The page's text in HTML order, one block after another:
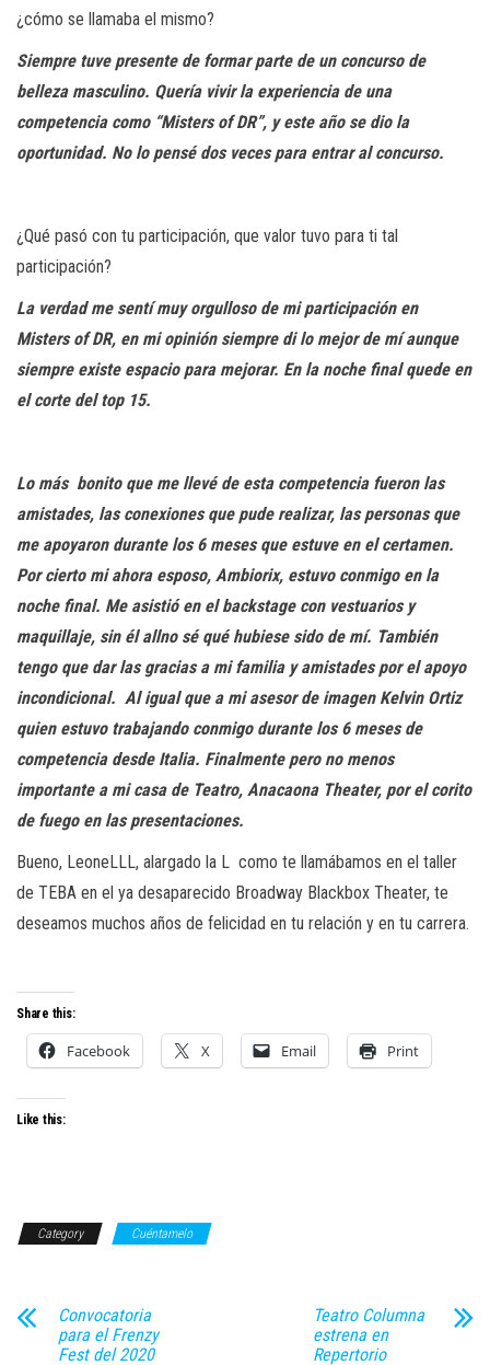
¿cómo se llamaba el mismo?
Siempre tuve presente de formar parte de un concurso de
belleza masculino. Quería vivir la experiencia de una
competencia como “Misters of DR”, y este año se dio la
oportunidad. No lo pensé dos veces para entrar al concurso.
¿Qué pasó con tu participación, que valor tuvo para ti tal
participación?
La verdad me sentí muy orgulloso de mi participación en
Misters of DR, en mi opinión siempre di lo mejor de mí aunque
siempre existe espacio para mejorar. En la noche final quede en
el corte del top 15.
Lo más bonito que me llevé de esta competencia fueron las
amistades, las conexiones que pude realizar, las personas que
me apoyaron durante los 6 meses que estuve en el certamen.
Por cierto mi ahora esposo, Ambiorix, estuvo conmigo en la
noche final. Me asistió en el backstage con vestuarios y
maquillaje, sin él allno sé qué hubiese sido de mí. También
tengo que dar las gracias a mi familia y amistades por el apoyo
incondicional. Al igual que a mi asesor de imagen Kelvin Ortiz
quien estuvo trabajando conmigo durante los 6 meses de
competencia desde Italia. Finalmente pero no menos
importante a mi casa de Teatro, Anacaona Theater, por el corito
de fuego en las presentaciones.
Bueno, LeoneLLL, alargado la L como te llamábamos en el taller
de TEBA en el ya desaparecido Broadway Blackbox Theater, te
deseamos muchos años de felicidad en tu relación y en tu carrera.
Share this:
Facebook X Email Print
Like this:
Category Cuéntamelo
Convocatoria
para el Frenzy
Fest del 2020
Teatro Columna
estrena en
Repertorio